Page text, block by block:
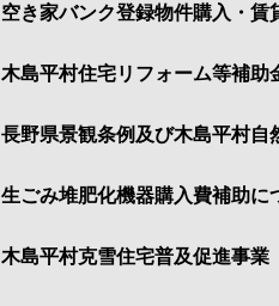
空き家バンク登録物件購入・
木島平村住宅リフォーム等補助
長野県景観条例及び木島平村自
生ごみ堆肥化機器購入費補助に
木島平村克雪住宅普及促進事業